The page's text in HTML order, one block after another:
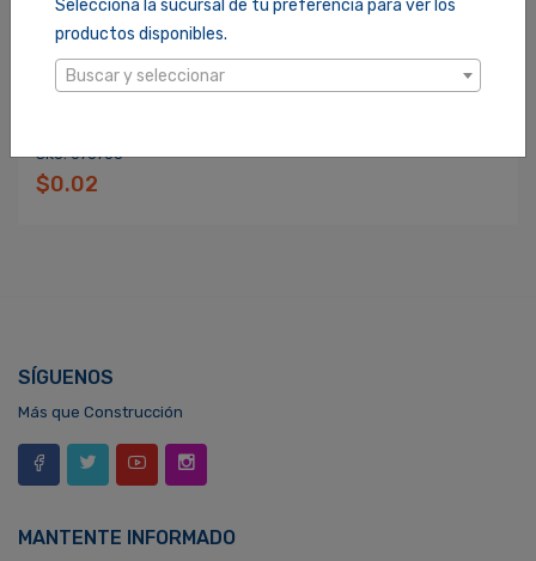
Selecciona la sucursal de tu preferencia para ver los
productos disponibles.
Buscar y seleccionar
SKU: 070708
$0.02
SÍGUENOS
Más que Construcción
MANTENTE INFORMADO